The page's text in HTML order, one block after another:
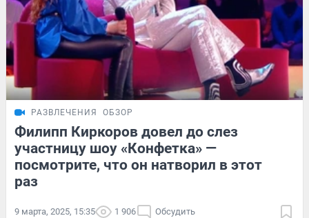
РАЗВЛЕЧЕНИЯ ОБЗОР
Филипп Киркоров довел до слез
участницу шоу «Конфетка» —
посмотрите, что он натворил в этот
раз
9 марта, 2025, 15:35 1 906 Обсудить